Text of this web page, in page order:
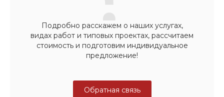
Подробно расскажем о наших услугах,
видах работ и типовых проектах, рассчитаем
стоимость и подготовим индивидуальное
предложение!
Обратная связь